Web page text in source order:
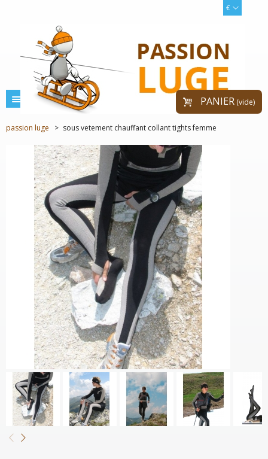
€
PANIER (vide)
menu
passion luge > sous vetement chauffant collant tights femme
PRIX RÉDUIT !